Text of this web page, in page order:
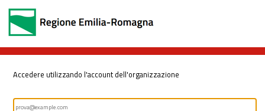
Accedere utilizzando l'account dell'organizzazione